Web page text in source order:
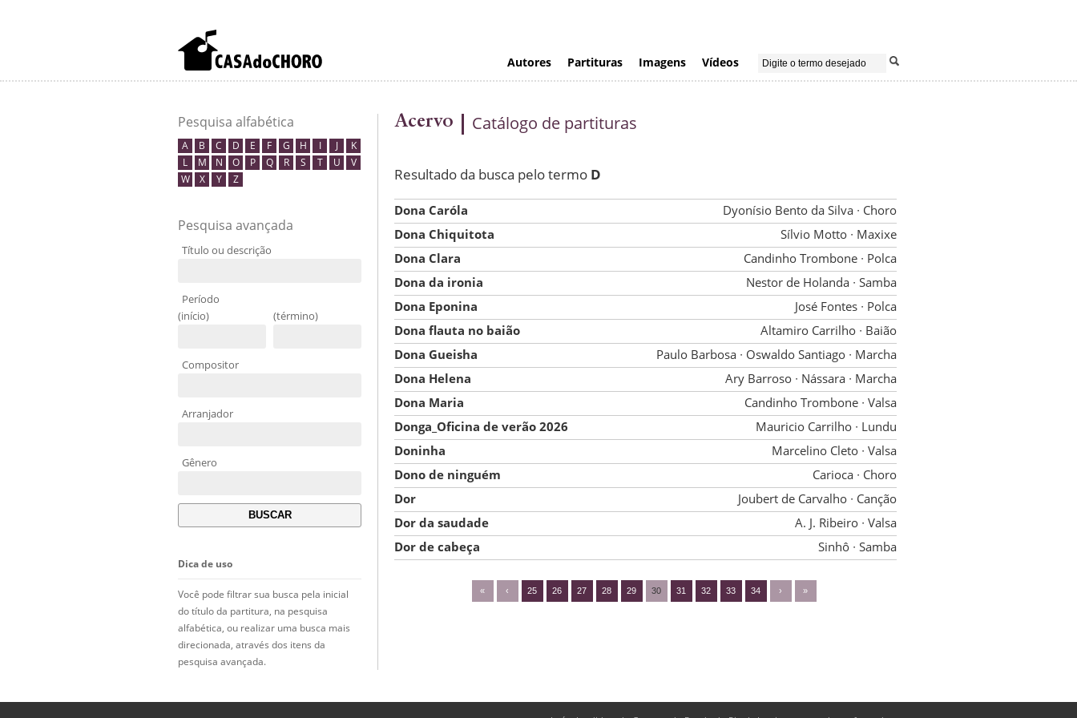
Autores Partituras Imagens Vídeos
Pesquisa alfabética
A B C D E F G H I J
K
L
M N O P Q R S T U
V
W
X Y Z
Pesquisa avançada
Título ou descrição
Período
(início)
(término)
Compositor
Arranjador
Gênero
Dica de uso
Você pode filtrar sua busca pela inicial
do título da partitura, na pesquisa
alfabética, ou realizar uma busca mais
direcionada, através dos itens da
pesquisa avançada.
Acervo Catálogo de partituras
Resultado da busca pelo termo D
Dona Caróla Dyonísio Bento da Silva ∙ Choro
Dona Chiquitota
Sílvio Motto ∙ Maxixe
Dona Clara
Candinho Trombone ∙ Polca
Dona da ironia
Nestor de Holanda ∙ Samba
Dona Eponina
José Fontes ∙ Polca
Dona flauta no baião
Altamiro Carrilho ∙ Baião
Dona Gueisha
Paulo Barbosa ∙ Oswaldo Santiago ∙ Marcha
Dona Helena
Ary Barroso ∙ Nássara ∙ Marcha
Dona Maria
Candinho Trombone ∙ Valsa
Donga_Oficina de verão 2026
Mauricio Carrilho ∙ Lundu
Doninha
Marcelino Cleto ∙ Valsa
Dono de ninguém
Carioca ∙ Choro
Dor
Joubert de Carvalho ∙ Canção
Dor da saudade
A. J. Ribeiro ∙ Valsa
Dor de cabeça
Sinhô ∙ Samba
« ‹ 25 26 27 28 29 30 31 32 33 34 › »